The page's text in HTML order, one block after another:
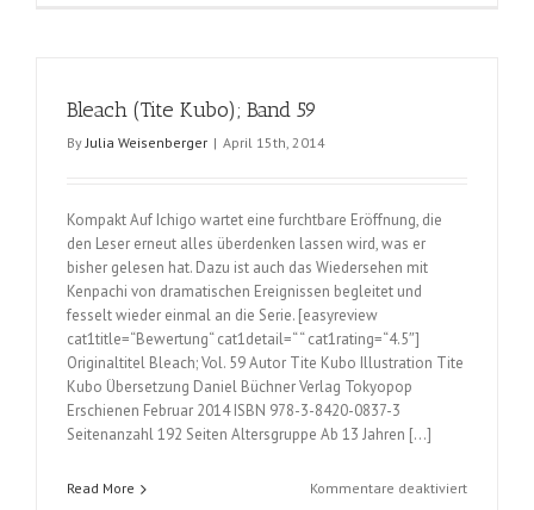
Bleach (Tite Kubo); Band 59
ByJulia Weisenberger | April 15th, 2014
Kompakt Auf Ichigo wartet eine furchtbare Eröffnung, die
den Leser erneut alles überdenken lassen wird, was er
bisher gelesen hat. Dazu ist auch das Wiedersehen mit
Kenpachi von dramatischen Ereignissen begleitet und
fesselt wieder einmal an die Serie. [easyreview
cat1title=“Bewertung“ cat1detail=“ “ cat1rating=“4.5″]
Originaltitel Bleach; Vol. 59 Autor Tite Kubo Illustration Tite
Kubo Übersetzung Daniel Büchner Verlag Tokyopop
Erschienen Februar 2014 ISBN 978-3-8420-0837-3
Seitenanzahl 192 Seiten Altersgruppe Ab 13 Jahren […]
Read More Kommentare deaktiviertfür